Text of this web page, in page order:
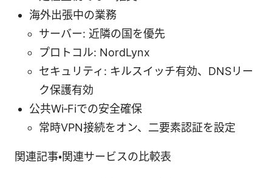
海外出張中の業務
サーバー: 近隣の国を優先
プロトコル: NordLynx
セキュリティ: キルスイッチ有効、DNSリー
ク保護有効
公共Wi‑Fiでの安全確保
常時VPN接続をオン、二要素認証を設定
関連記事・関連サービスの比較表